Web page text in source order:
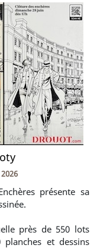
présente sa
près de 550 lots
et dessins